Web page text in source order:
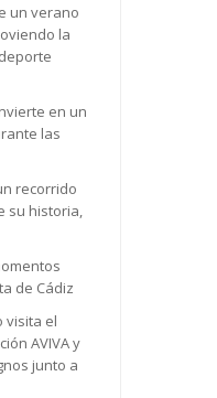
un verano
la
en un
las
recorrido
su historia,
de Cádiz
visita el
AVIVA y
junto a